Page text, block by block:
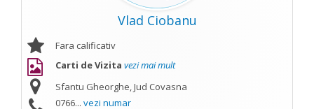
Vlad Ciobanu
Fara calificativ
Carti de Vizita vezi mai mult
Sfantu Gheorghe, Jud Covasna
0766... vezi numar